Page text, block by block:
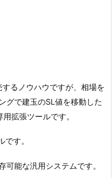
るノウハウですが、相場を
グで建玉のSL値を移動した
拡張ツールです。
す。
可能な汎用システムです。